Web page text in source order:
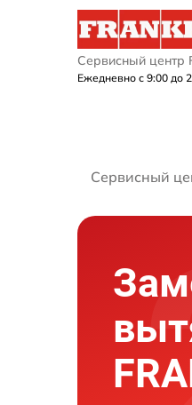
Сервисный центр
Ежедневно с 9:00 до
Сервисный